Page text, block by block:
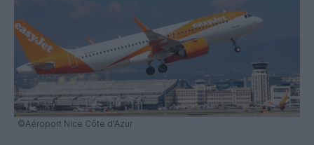
©Aéroport Nice Côte d'Azur